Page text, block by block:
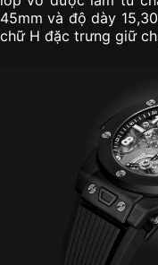
45mm và độ dày
chữ H đặc trưng giữ